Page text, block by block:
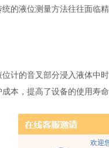
欢迎
液位测量方法往往面临
计的音叉部分浸入液体中
本，提高了设备的使用寿命